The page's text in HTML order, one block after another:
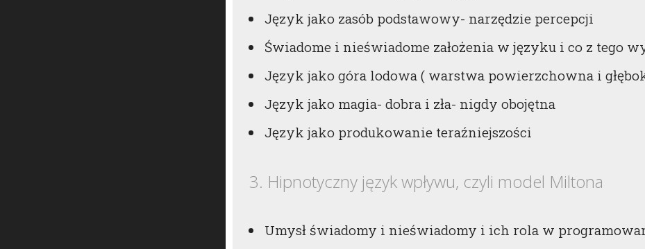
Język jako zasób podstawowy- narzędzie percepcji
Świadome i nieświadome założenia w języku i co z tego
Język jako góra lodowa ( warstwa powierzchowna i
Język jako magia- dobra i zła- nigdy obojętna
Język jako produkowanie teraźniejszości
3. Hipnotyczny język wpływu, czyli model Miltona
Umysł świadomy i nieświadomy i ich rola w